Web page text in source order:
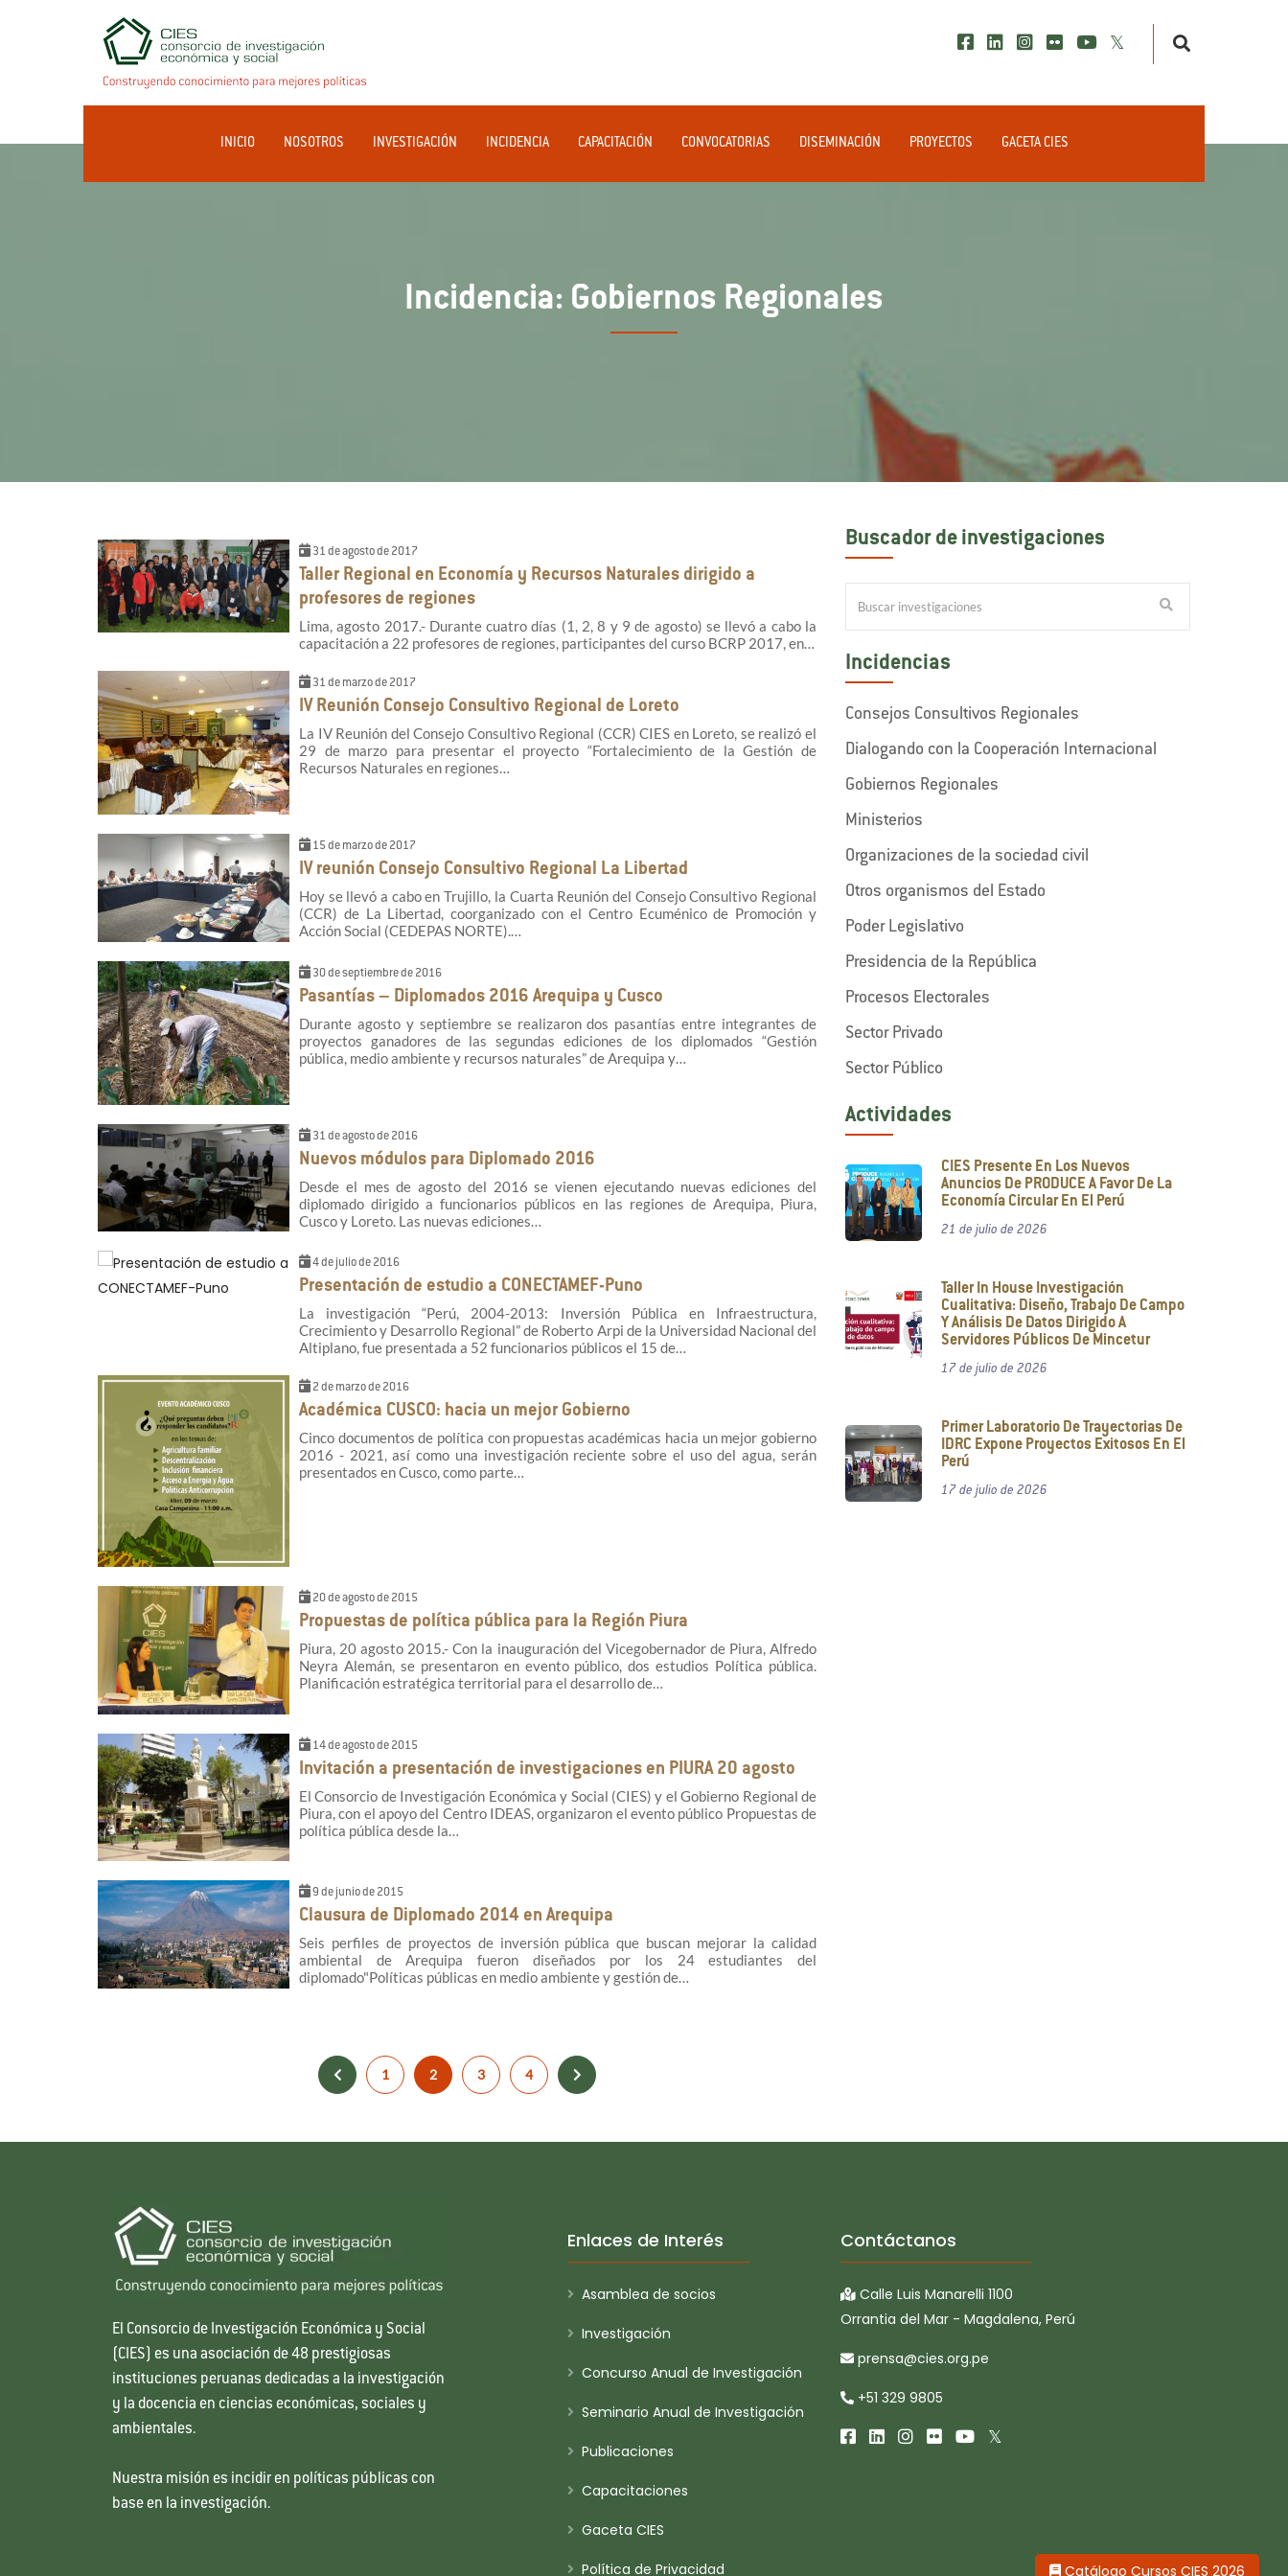
INICIO NOSOTROS INVESTIGACIÓN INCIDENCIA CAPACITACIÓN CONVOCATORIAS DISEMINACIÓN PROYECTOS GACETA CIES
Incidencia: Gobiernos Regionales
31 de agosto de 2017
Taller Regional en Economía y Recursos Naturales dirigido a
profesores de regiones
Lima, agosto 2017.- Durante cuatro días (1, 2, 8 y 9 de agosto) se llevó a cabo la
capacitación a 22 profesores de regiones, participantes del curso BCRP 2017, en…
31 de marzo de 2017
IV Reunión Consejo Consultivo Regional de Loreto
La IV Reunión del Consejo Consultivo Regional (CCR) CIES en Loreto, se realizó el
29 de marzo para presentar el proyecto “Fortalecimiento de la Gestión de
Recursos Naturales en regiones…
15 de marzo de 2017
IV reunión Consejo Consultivo Regional La Libertad
Hoy se llevó a cabo en Trujillo, la Cuarta Reunión del Consejo Consultivo Regional
(CCR) de La Libertad, coorganizado con el Centro Ecuménico de Promoción y
Acción Social (CEDEPAS NORTE).…
30 de septiembre de 2016
Pasantías – Diplomados 2016 Arequipa y Cusco
Durante agosto y septiembre se realizaron dos pasantías entre integrantes de
proyectos ganadores de las segundas ediciones de los diplomados “Gestión
pública, medio ambiente y recursos naturales” de Arequipa y…
31 de agosto de 2016
Nuevos módulos para Diplomado 2016
Desde el mes de agosto del 2016 se vienen ejecutando nuevas ediciones del
diplomado dirigido a funcionarios públicos en las regiones de Arequipa, Piura,
Cusco y Loreto. Las nuevas ediciones…
4 de julio de 2016
Presentación de estudio a CONECTAMEF-Puno
La investigación “Perú, 2004-2013: Inversión Pública en Infraestructura,
Crecimiento y Desarrollo Regional” de Roberto Arpi de la Universidad Nacional del
Altiplano, fue presentada a 52 funcionarios públicos el 15 de…
2 de marzo de 2016
Académica CUSCO: hacia un mejor Gobierno
Cinco documentos de política con propuestas académicas hacia un mejor gobierno
2016 - 2021, así como una investigación reciente sobre el uso del agua, serán
presentados en Cusco, como parte…
20 de agosto de 2015
Propuestas de política pública para la Región Piura
Piura, 20 agosto 2015.- Con la inauguración del Vicegobernador de Piura, Alfredo
Neyra Alemán, se presentaron en evento público, dos estudios Política pública.
Planificación estratégica territorial para el desarrollo de…
14 de agosto de 2015
Invitación a presentación de investigaciones en PIURA 20 agosto
El Consorcio de Investigación Económica y Social (CIES) y el Gobierno Regional de
Piura, con el apoyo del Centro IDEAS, organizaron el evento público Propuestas de
política pública desde la…
9 de junio de 2015
Clausura de Diplomado 2014 en Arequipa
Seis perfiles de proyectos de inversión pública que buscan mejorar la calidad
ambiental de Arequipa fueron diseñados por los 24 estudiantes del
diplomado"Políticas públicas en medio ambiente y gestión de…
1 2 3 4
Buscador de investigaciones
Incidencias
Consejos Consultivos Regionales
Dialogando con la Cooperación Internacional
Gobiernos Regionales
Ministerios
Organizaciones de la sociedad civil
Otros organismos del Estado
Poder Legislativo
Presidencia de la República
Procesos Electorales
Sector Privado
Sector Público
Actividades
CIES Presente En Los Nuevos
Anuncios De PRODUCE A Favor De La
Economía Circular En El Perú
21 de julio de 2026
Taller In House Investigación
Cualitativa: Diseño, Trabajo De Campo
Y Análisis De Datos Dirigido A
Servidores Públicos De Mincetur
17 de julio de 2026
Primer Laboratorio De Trayectorias De
IDRC Expone Proyectos Exitosos En El
Perú
17 de julio de 2026
El Consorcio de Investigación Económica y Social
(CIES) es una asociación de 48 prestigiosas
instituciones peruanas dedicadas a la investigación
y la docencia en ciencias económicas, sociales y
ambientales.
Nuestra misión es incidir en políticas públicas con
base en la investigación.
Enlaces de Interés
Asamblea de socios
Investigación
Concurso Anual de Investigación
Seminario Anual de Investigación
Publicaciones
Capacitaciones
Gaceta CIES
Política de Privacidad
Contáctanos
Calle Luis Manarelli 1100
Orrantia del Mar - Magdalena, Perú
prensa@cies.org.pe
+51 329 9805
Catálogo Cursos CIES 2026